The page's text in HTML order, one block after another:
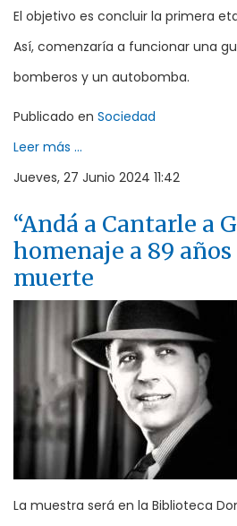
El objetivo es concluir la primera
Así, comenzaría a funcionar una
bomberos y un autobomba.
Publicado en Sociedad
Leer más ...
Jueves, 27 Junio 2024 11:42
“Andá a Cantarle a
homenaje a 89
muerte
La muestra será en la Biblioteca